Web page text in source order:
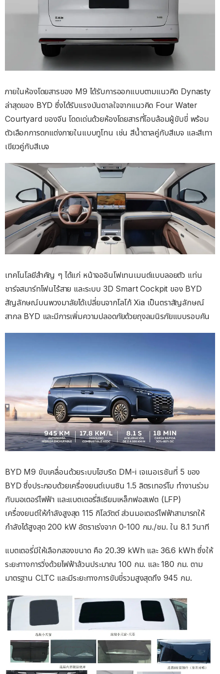
ภายในห้องโดยสารของ M9 ได้รับการออกแบบตามแนวคิด Dynasty
ล่าสุดของ BYD ซึ่งได้รับแรงบันดาลใจจากแนวคิด Four Water
Courtyard ของจีน โดดเด่นด้วยห้องโดยสารที่โอบล้อมผู้ขับขี่ พร้อม
ตัวเลือกการตกแต่งภายในแบบทูโทน เช่น สีน้ำตาลคู่กับสีเบจ และสีเทา
เขียวคู่กับสีเบจ
เทคโนโลยีสำคัญ ๆ ได้แก่ หน้าจออินโฟเทนเมนต์แบบลอยตัว แท่น
ชาร์จสมาร์ทโฟนไร้สาย และระบบ 3D Smart Cockpit ของ BYD
สัญลักษณ์บนพวงมาลัยได้เปลี่ยนจากโลโก้ Xia เป็นตราสัญลักษณ์
สากล BYD และมีการเพิ่มความปลอดภัยด้วยถุงลมนิรภัยแบบรอบคัน
BYD M9 ขับเคลื่อนด้วยระบบไฮบริด DM-i เจเนอเรชันที่ 5 ของ
BYD ซึ่งประกอบด้วยเครื่องยนต์เบนซิน 1.5 ลิตรเทอร์โบ ทำงานร่วม
กับมอเตอร์ไฟฟ้า และแบตเตอรี่ลิเธียมเหล็กฟอสเฟต (LFP)
เครื่องยนต์ให้กำลังสูงสุด 115 กิโลวัตต์ ส่วนมอเตอร์ไฟฟ้าสามารถให้
กำลังได้สูงสุด 200 kW อัตราเร่งจาก 0-100 กม./ชม. ใน 8.1 วินาที
แบตเตอรี่มีให้เลือกสองขนาด คือ 20.39 kWh และ 36.6 kWh ซึ่งให้
ระยะทางการวิ่งด้วยไฟฟ้าล้วนประมาณ 100 กม. และ 180 กม. ตาม
มาตรฐาน CLTC และมีระยะทางการขับขี่รวมสูงสุดถึง 945 กม.